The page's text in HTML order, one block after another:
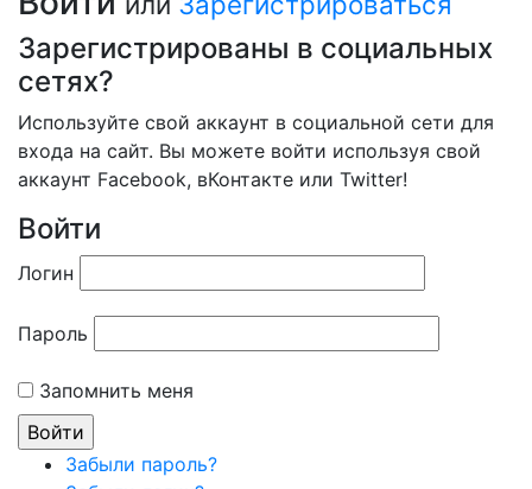
Зарегистрированы в социальных
сетях?
Используйте свой аккаунт в социальной сети для
входа на сайт. Вы можете войти используя свой
аккаунт Facebook, вКонтакте или Twitter!
Войти
Логин
Пароль
Запомнить меня
Забыли пароль?